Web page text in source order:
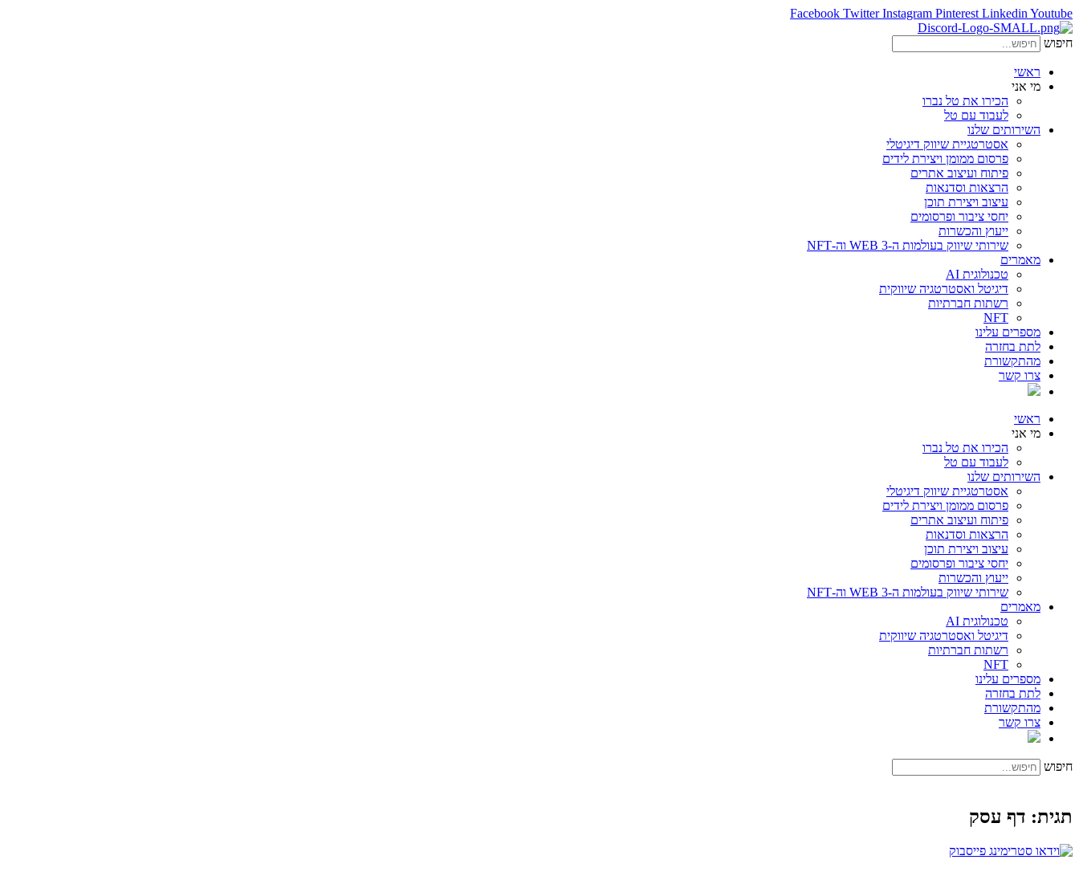
Facebook Twitter Instagram Pinterest Linkedin Youtube
חיפוש
ראשי
מי אני
הכירו את טל נברו
לעבוד עם טל
השירותים שלנו
אסטרטגיית שיווק דיגיטלי
פרסום ממומן ויצירת לידים
פיתוח ועיצוב אתרים
הרצאות וסדנאות
עיצוב ויצירת תוכן
יחסי ציבור ופרסומים
ייעוץ והכשרות
שירותי שיווק בעולמות ה-WEB 3 וה-NFT
מאמרים
טכנולוגית AI
דיגיטל ואסטרטגיה שיווקית
רשתות חברתיות
NFT
מספרים עלינו
לתת בחזרה
מהתקשורת
צרו קשר
ראשי
מי אני
הכירו את טל נברו
לעבוד עם טל
השירותים שלנו
אסטרטגיית שיווק דיגיטלי
פרסום ממומן ויצירת לידים
פיתוח ועיצוב אתרים
הרצאות וסדנאות
עיצוב ויצירת תוכן
יחסי ציבור ופרסומים
ייעוץ והכשרות
שירותי שיווק בעולמות ה-WEB 3 וה-NFT
מאמרים
טכנולוגית AI
דיגיטל ואסטרטגיה שיווקית
רשתות חברתיות
NFT
מספרים עלינו
לתת בחזרה
מהתקשורת
צרו קשר
חיפוש
תגית: דף עסק